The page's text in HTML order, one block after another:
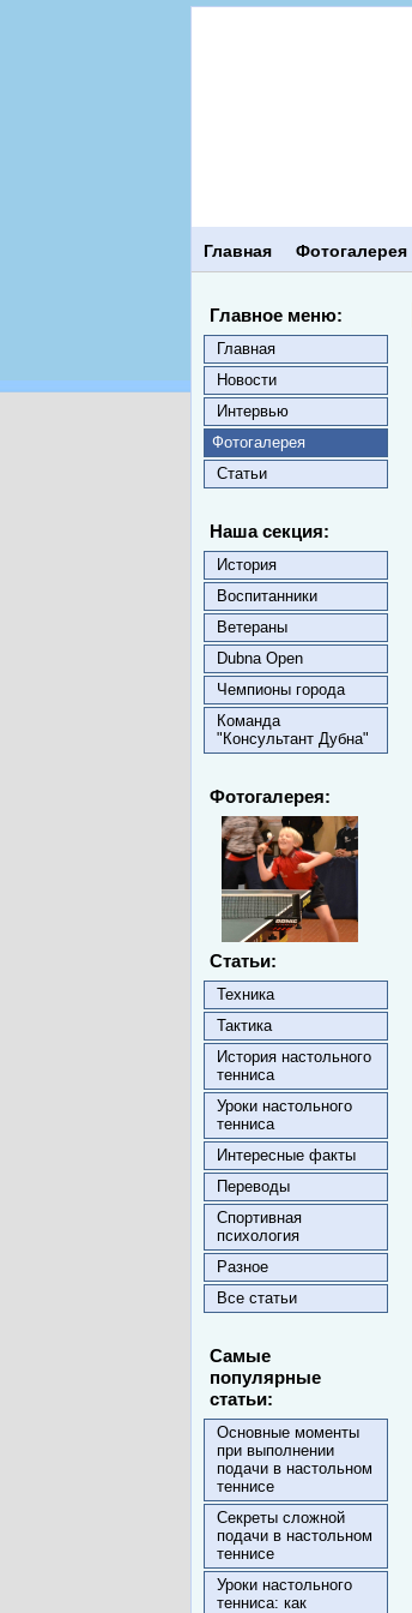
Главная Фотогалерея
Главное меню:
Главная
Новости
Интервью
Фотогалерея
Статьи
Наша секция:
История
Воспитанники
Ветераны
Dubna Open
Чемпионы города
Команда
"Консультант Дубна"
Фотогалерея:
Статьи:
Техника
Тактика
История настольного
тенниса
Уроки настольного
тенниса
Интересные факты
Переводы
Спортивная
психология
Разное
Все статьи
Самые
популярные
статьи:
Основные моменты
при выполнении
подачи в настольном
теннисе
Секреты сложной
подачи в настольном
теннисе
Уроки настольного
тенниса: как